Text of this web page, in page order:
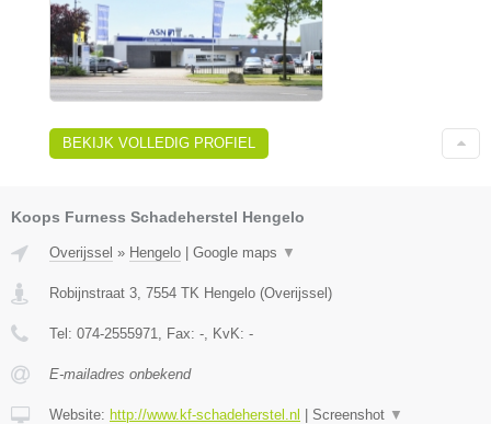
BEKIJK VOLLEDIG PROFIEL
Koops Furness Schadeherstel Hengelo
Overijssel » Hengelo Google maps ▼
Robijnstraat 3 7554 TK Hengelo (Overijssel )
Tel: 074-2555971 , Fax: - , KvK: -
E-mailadres onbekend
Website: http://www.kf-schadeherstel.nl Screenshot ▼